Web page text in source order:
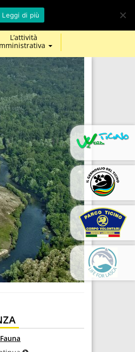
map-
marker
calendar
L’attività
Leggi di più